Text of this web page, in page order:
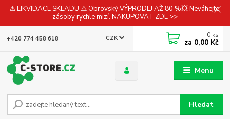
⚠️ LIKVIDACE SKLADU ⚠️ Obrovský VÝPRODEJ AŽ 80 %💥 Neváhejte,
zásoby rychle mizí. NAKUPOVAT ZDE >>
Menu
CZK
Hledat
+420 774 458 618 0 ks
za 0,00 Kč